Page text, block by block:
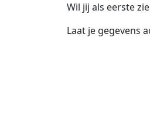
Wil jij als eerste
Laat je gegevens